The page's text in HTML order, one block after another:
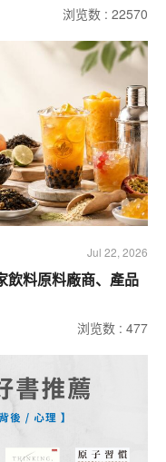
浏览数 : 22570
Jul 22, 2026
飲料原料廠商、產品
浏览数 : 477